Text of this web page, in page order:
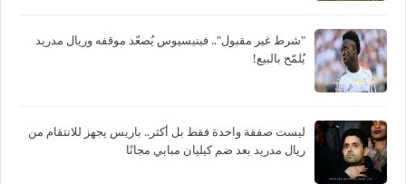
"شرط غير مقبول".. فينيسيوس يُصعّد موقفه وريال مدريد
يُلمّح بالبيع!
ليست صفقة واحدة فقط بل أكثر.. باريس يجهز للانتقام من
ريال مدريد بعد ضم كيليان مبابي مجانًا